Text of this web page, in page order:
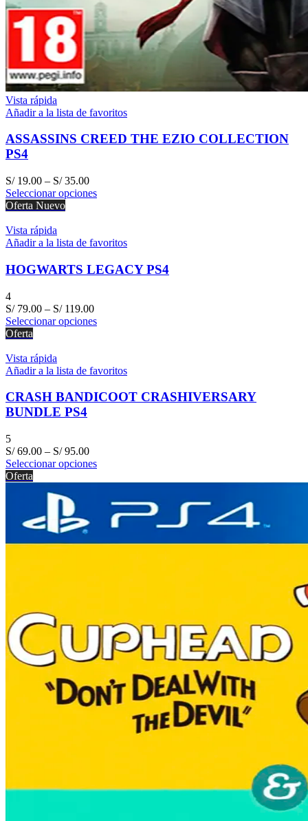
Vista rápida
Añadir a la lista de favoritos
ASSASSINS CREED THE EZIO COLLECTION
PS4
S/19.00 – S/35.00
Seleccionar opciones
Oferta Nuevo
Vista rápida
Añadir a la lista de favoritos
HOGWARTS LEGACY PS4
4
S/79.00 – S/119.00
Seleccionar opciones
Oferta
Vista rápida
Añadir a la lista de favoritos
CRASH BANDICOOT CRASHIVERSARY
BUNDLE PS4
5
S/69.00 – S/95.00
Seleccionar opciones
Oferta